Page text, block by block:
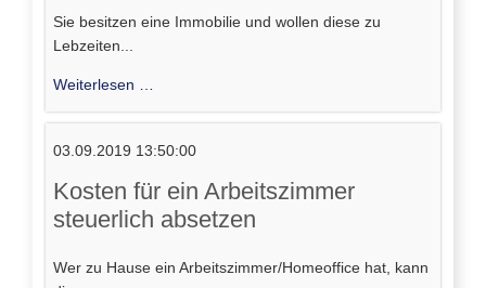
Bugday
Sie besitzen eine Immobilie und wollen diese zu
Lebzeiten...
Weiterlesen …
weitergeben
was
gilt
zu
03.09.2019 13:50:00
Kosten für ein Arbeitszimmer
steuerlich absetzen
Wer zu Hause ein Arbeitszimmer/Homeoffice hat, kann